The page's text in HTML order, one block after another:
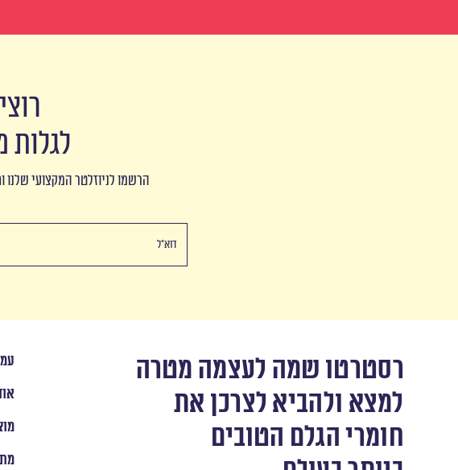
לגלות
הרשמו לניוזלטר המקצועי שלנו
רסטרטו שמה לעצמה מטרה
למצא ולהביא לצרכן את
חומרי הגלם הטובים